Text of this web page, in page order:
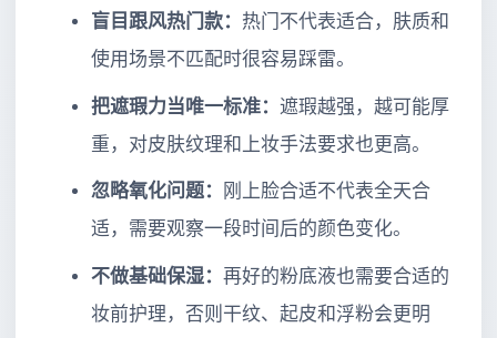
盲目跟风热门款： 热门不代表适合，肤质和
使用场景不匹配时很容易踩雷。
把遮瑕力当唯一标准： 遮瑕越强，越可能厚
重，对皮肤纹理和上妆手法要求也更高。
忽略氧化问题：
刚上脸合适不代表全天合
适，需要观察一段时间后的颜色变化。
不做基础保湿： 再好的粉底液也需要合适的
妆前护理，否则干纹、起皮和浮粉会更明